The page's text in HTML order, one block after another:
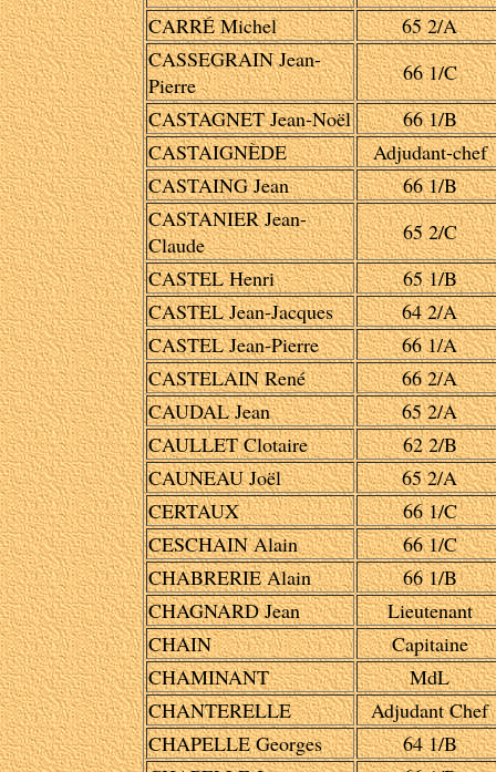
CARRÉ Michel
65 2/A
CASSEGRAIN Jean-
Pierre
66 1/C
CASTAGNET Jean-Noël
66 1/B
CASTAIGNÈDE
Adjudant-chef
CASTAING Jean
66 1/B
CASTANIER Jean-
Claude
65 2/C
CASTEL Henri
65 1/B
CASTEL Jean-Jacques
64 2/A
CASTEL Jean-Pierre
66 1/A
CASTELAIN René
66 2/A
CAUDAL Jean
65 2/A
CAULLET Clotaire
62 2/B
CAUNEAU Joël
65 2/A
CERTAUX
66 1/C
CESCHAIN Alain
66 1/C
CHABRERIE Alain
66 1/B
CHAGNARD Jean
Lieutenant
CHAIN
Capitaine
CHAMINANT
MdL
CHANTERELLE
Adjudant Chef
CHAPELLE Georges
64 1/B